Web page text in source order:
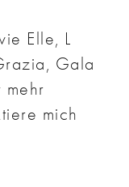
Elle, L
Gala
mehr
mich